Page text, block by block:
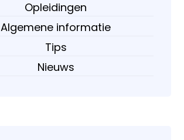
Opleidingen
Algemene informatie
Tips
Nieuws